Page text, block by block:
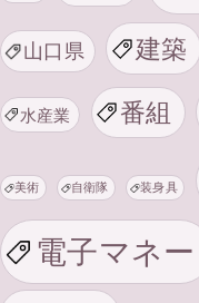
山口県 建築
水産業 番組
美術 自衛隊 装身具
電子マネー